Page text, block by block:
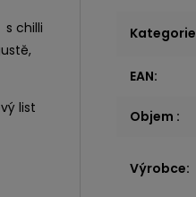
s chilli
list
Kategorie
EAN:
Objem :
Výrobce: